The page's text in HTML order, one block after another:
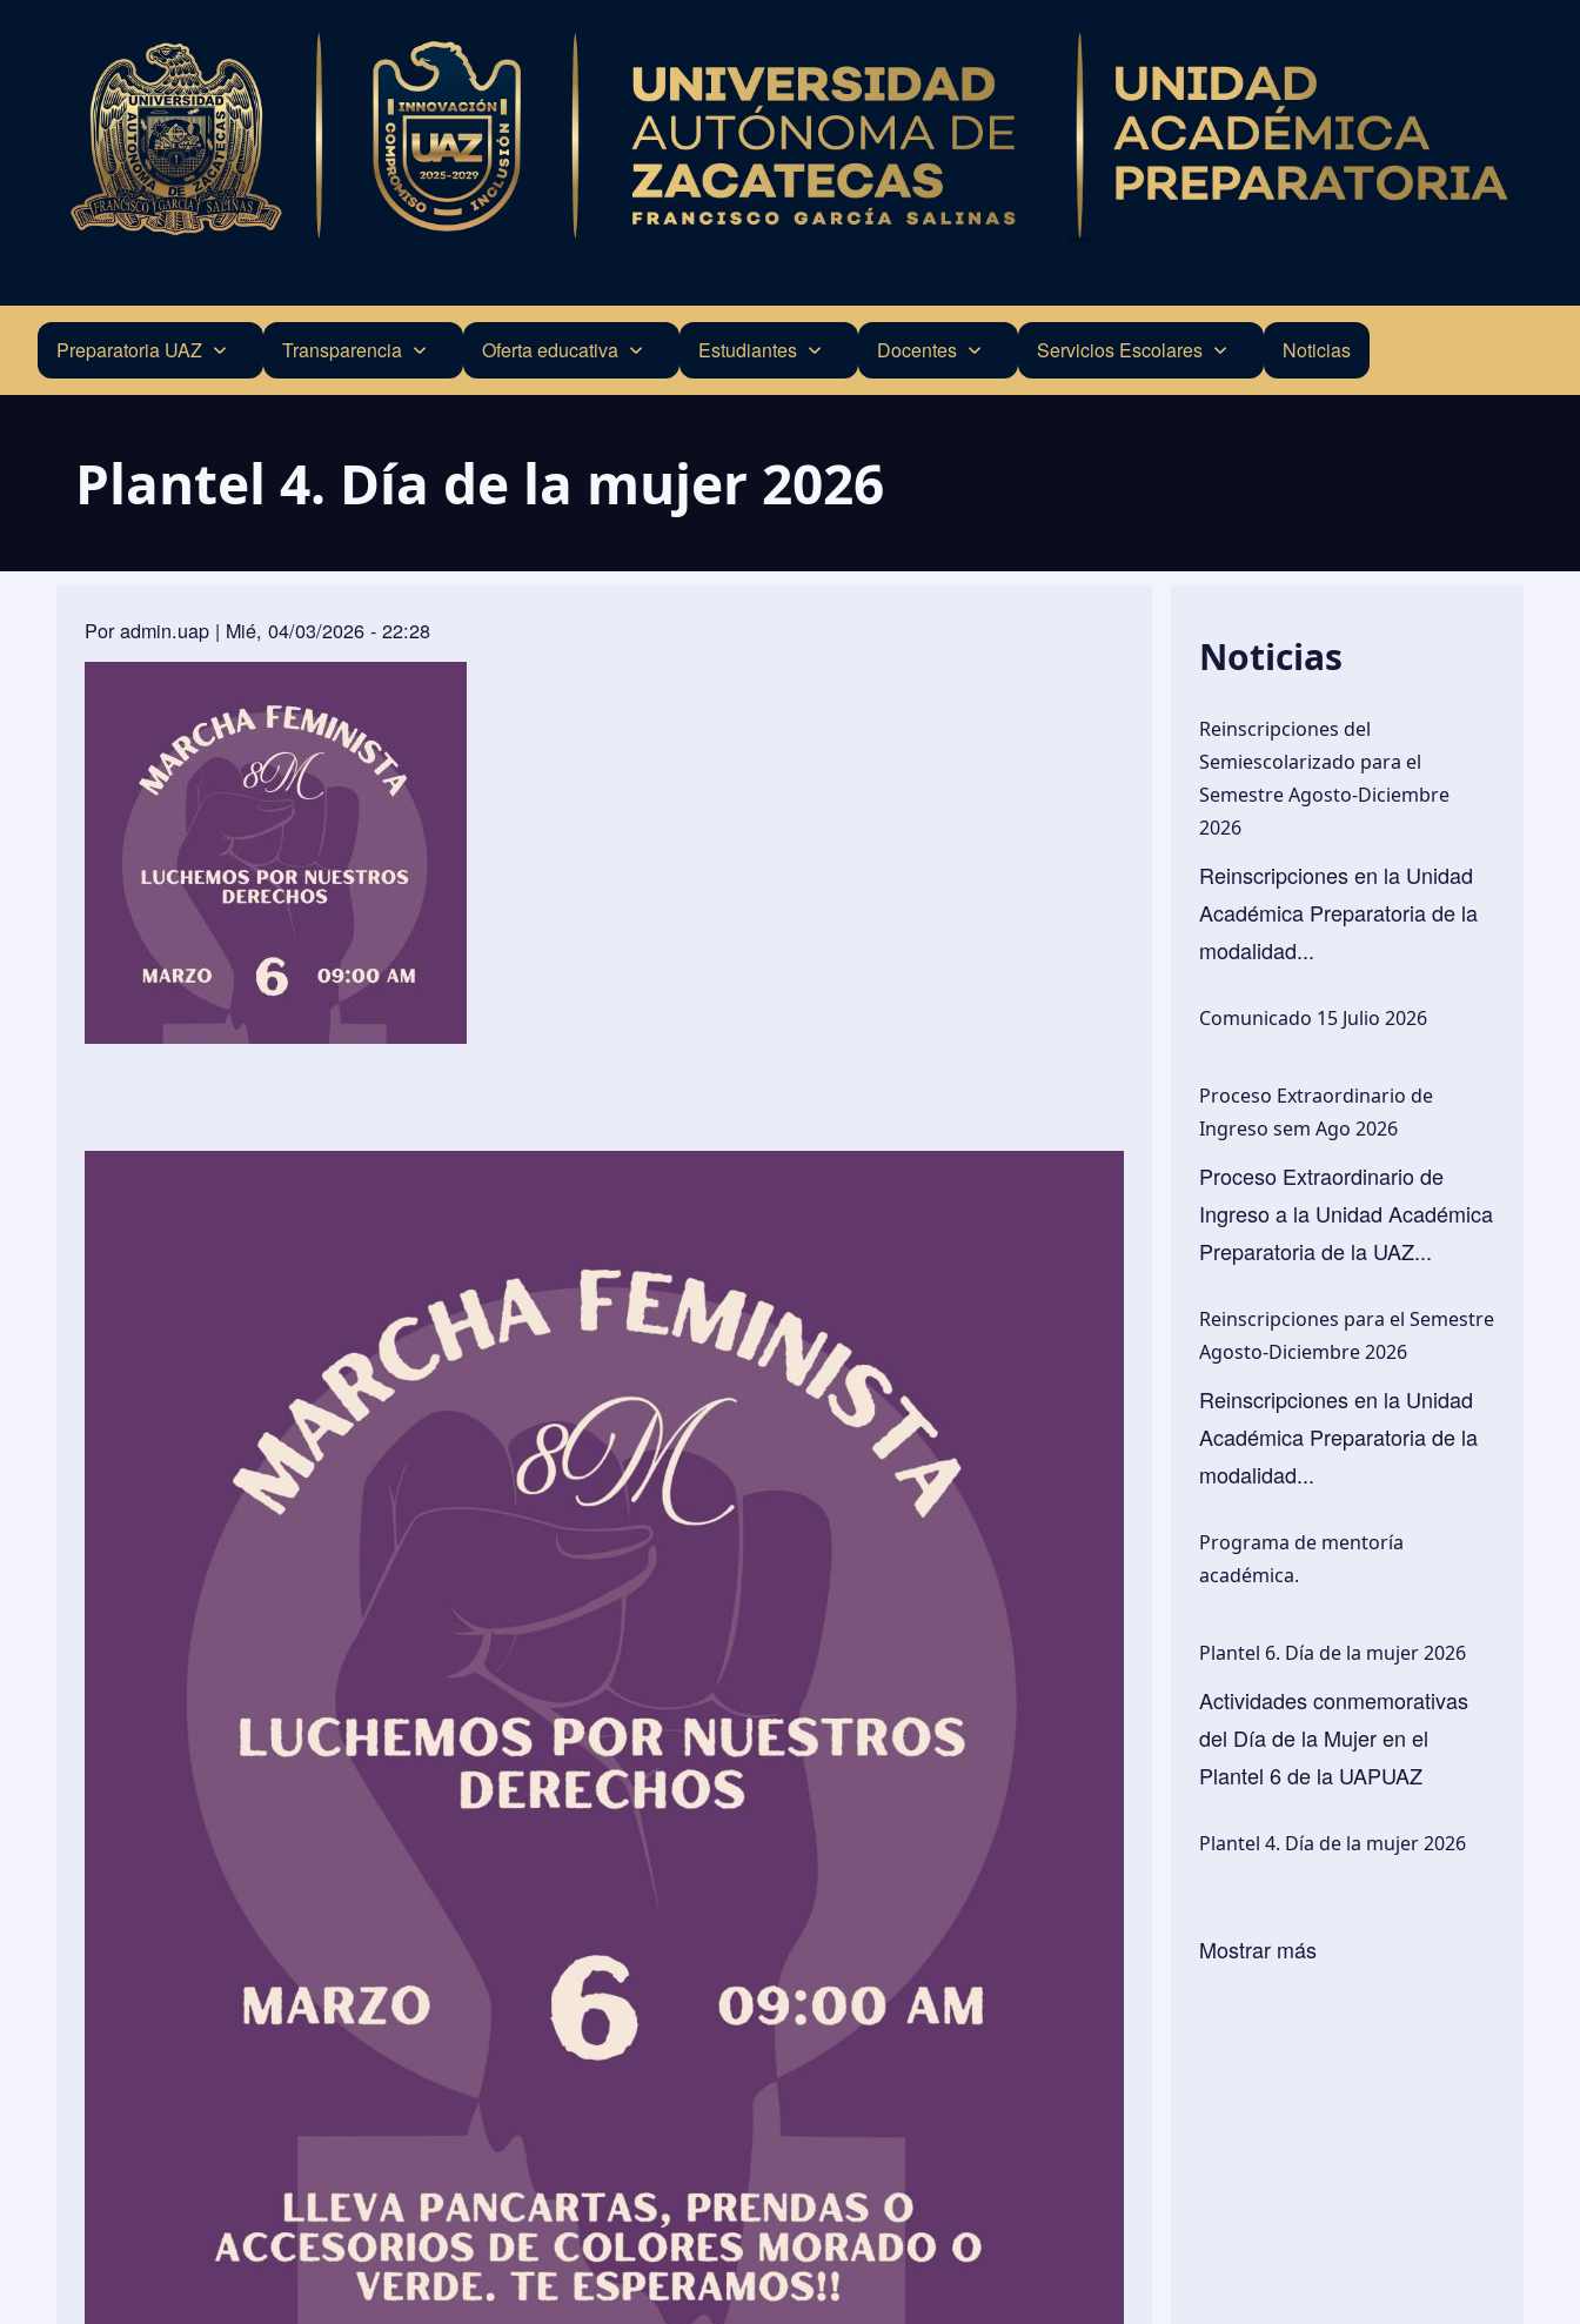
Navegación
Preparatoria UAZ Transparencia Oferta educativa Estudiantes Docentes Servicios Escolares Noticias
Plantel 4. Día de la mujer 2026
Poradmin.uap | Mié, 04/03/2026 - 22:28
Noticias
Reinscripciones del
Semiescolarizado para el
Semestre Agosto-Diciembre
2026
Reinscripciones en la Unidad
Académica Preparatoria de la
modalidad...
Comunicado 15 Julio 2026
Proceso Extraordinario de
Ingreso sem Ago 2026
Proceso Extraordinario de
Ingreso a la Unidad Académica
Preparatoria de la UAZ...
Reinscripciones para el Semestre
Agosto-Diciembre 2026
Reinscripciones en la Unidad
Académica Preparatoria de la
modalidad...
Programa de mentoría
académica.
Plantel 6. Día de la mujer 2026
Actividades conmemorativas
del Día de la Mujer en el
Plantel 6 de la UAPUAZ
Plantel 4. Día de la mujer 2026
Mostrar más